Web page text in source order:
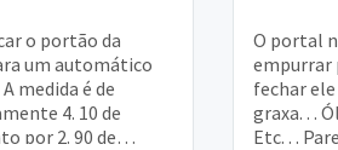
o portão da
um automático
medida é de
4. 10 de
por 2. 90 de
O portal
empurrar
fechar ele
graxa. . .
Etc. . .